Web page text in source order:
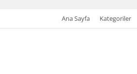
Ana Sayfa Kategoriler